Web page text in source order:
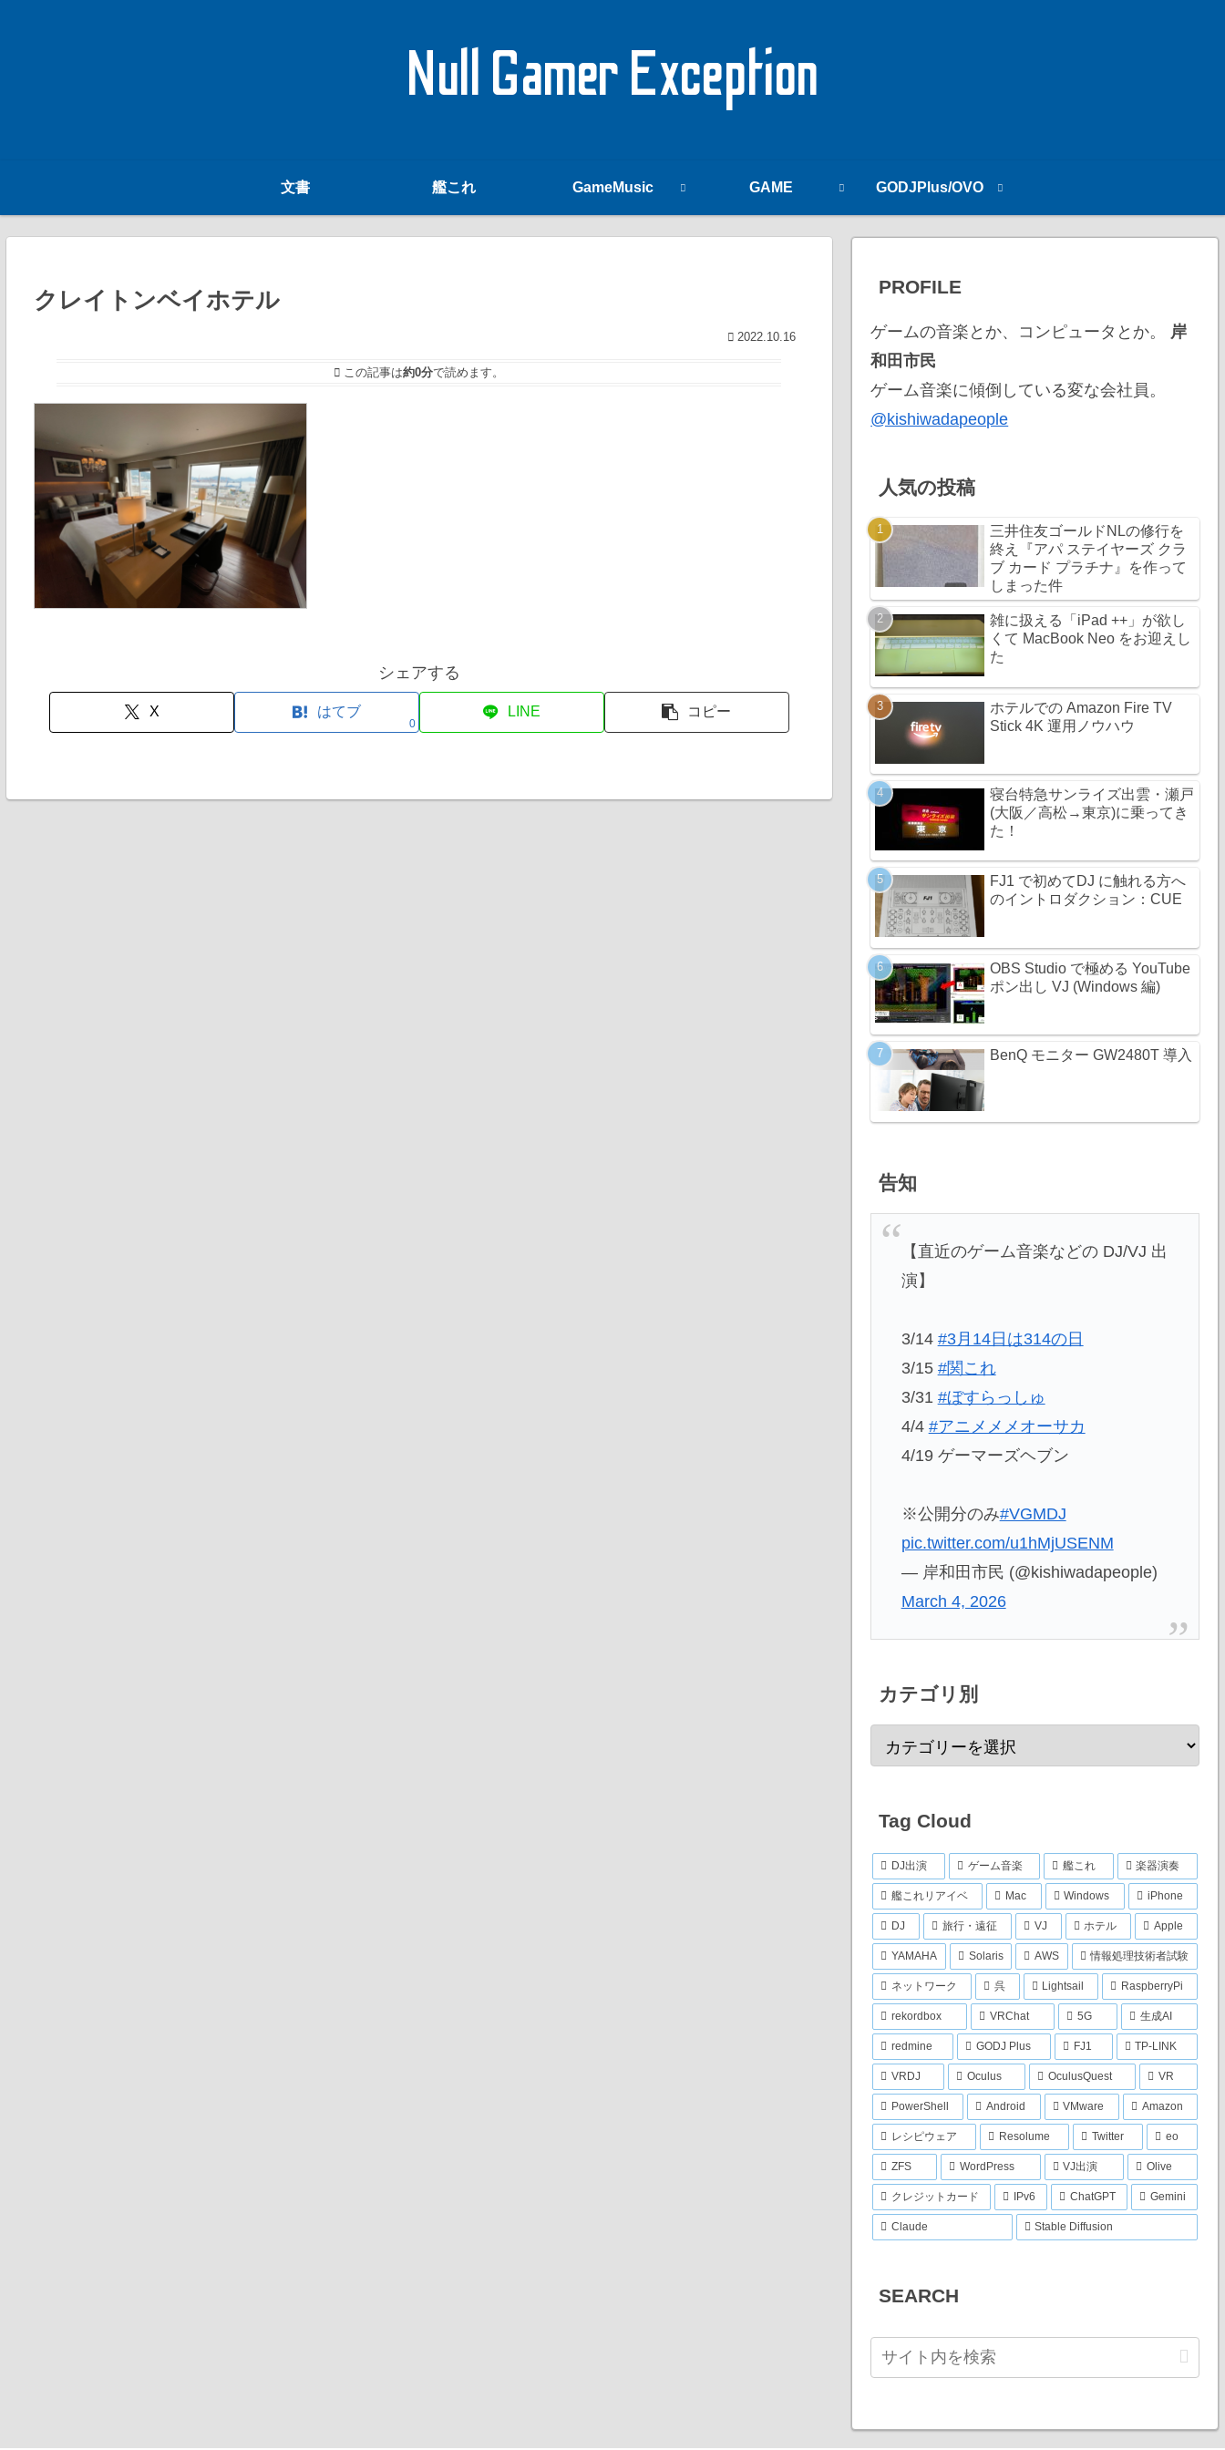
Null Gamer Exception
文書 艦これ GameMusic GAME GODJPlus/OVO
クレイトンベイホテル
2022.10.16
この記事は約0分で読めます。
シェアする
X はてブ
0
LINE コピー
PROFILE
ゲームの音楽とか、コンピュータとか。 岸
和田市民
ゲーム音楽に傾倒している変な会社員。
@kishiwadapeople
人気の投稿
三井住友ゴールドNLの修行を
終え『アパ ステイヤーズ クラ
ブ カード プラチナ』を作って
しまった件
雑に扱える「iPad ++」が欲し
くて MacBook Neo をお迎えし
た
ホテルでの Amazon Fire TV
Stick 4K 運用ノウハウ
寝台特急サンライズ出雲・瀬戸
(大阪／高松→東京)に乗ってき
た！
FJ1 で初めてDJ に触れる方へ
のイントロダクション：CUE
OBS Studio で極める YouTube
ポン出し VJ (Windows 編)
BenQ モニター GW2480T 導入
告知
【直近のゲーム音楽などの DJ/VJ 出
演】
3/14 #3月14日は314の日
3/15 #関これ
3/31 #ぼすらっしゅ
4/4 #アニメメメオーサカ
4/19 ゲーマーズヘブン
※公開分のみ#VGMDJ
pic.twitter.com/u1hMjUSENM
— 岸和田市民 (@kishiwadapeople)
March 4, 2026
カテゴリ別
Tag Cloud
DJ出演 ゲーム音楽 艦これ 楽器演奏
艦これリアイベ Mac Windows iPhone
DJ 旅行・遠征 VJ ホテル Apple
YAMAHA Solaris AWS 情報処理技術者試験
ネットワーク 呉 Lightsail RaspberryPi
rekordbox VRChat 5G 生成AI
redmine GODJ Plus FJ1 TP-LINK
VRDJ Oculus OculusQuest VR
PowerShell Android VMware Amazon
レシピウェア Resolume Twitter eo
ZFS WordPress VJ出演 Olive
クレジットカード IPv6 ChatGPT Gemini
Claude Stable Diffusion
SEARCH